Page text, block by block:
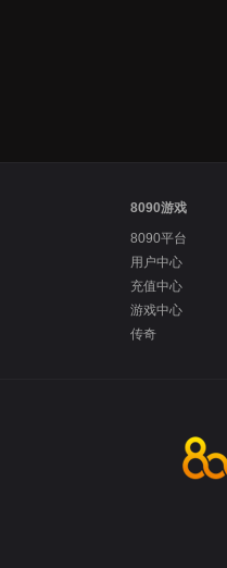
8090游戏
8090平台
用户中心
充值中心
游戏中心
传奇